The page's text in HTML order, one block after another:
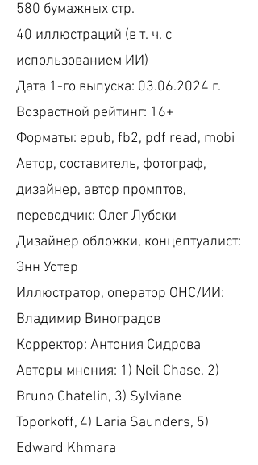
580 бумажных стр.
40 иллюстраций (в т. ч. с
использованием ИИ)
Дата 1-го выпуска: 03.06.2024 г.
Возрастной рейтинг: 16+
Форматы: epub, fb2, pdf read, mobi
Автор, составитель, фотограф,
дизайнер, автор промптов,
переводчик: Олег Лубски
Дизайнер обложки, концептуалист:
Энн Уотер
Иллюстратор, оператор ОНС/ИИ:
Владимир Виноградов
Корректор: Антония Сидрова
Авторы мнения: 1) Neil Chase, 2)
Bruno Chatelin, 3) Sylviane
Toporkoff, 4) Laria Saunders, 5)
Edward Khmara